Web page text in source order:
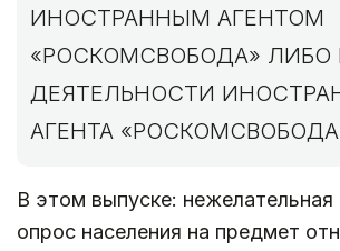
ИНОСТРАННЫМ АГЕНТОМ
«РОСКОМСВОБОДА» ЛИБО
ДЕЯТЕЛЬНОСТИ
АГЕНТА
В этом выпуске:
опрос населения на предмет